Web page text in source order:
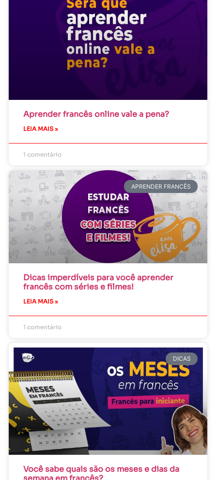
Aprender francês online vale a pena?
LEIA MAIS »
1 comentário
APRENDER FRANCÊS
Dicas imperdíveis para você aprender
francês com séries e filmes!
LEIA MAIS »
1 comentário
DICAS
Você sabe quais são os meses e dias da